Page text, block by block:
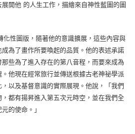
開他 的人生工作，描繪來自神性藍圖的圖
性圖版，隨著他的意識擴展，這些內容與
為了畫作所要喚起的品質。他的表述承諾
些為了進入存在的第八音程，而要來成為
他現在經常旅行並傳送根據古老神祕學派
以及基督意識的實際展現。他說，「我們
都有揚昇進入第五次元時空，並在我們全
的使命。」